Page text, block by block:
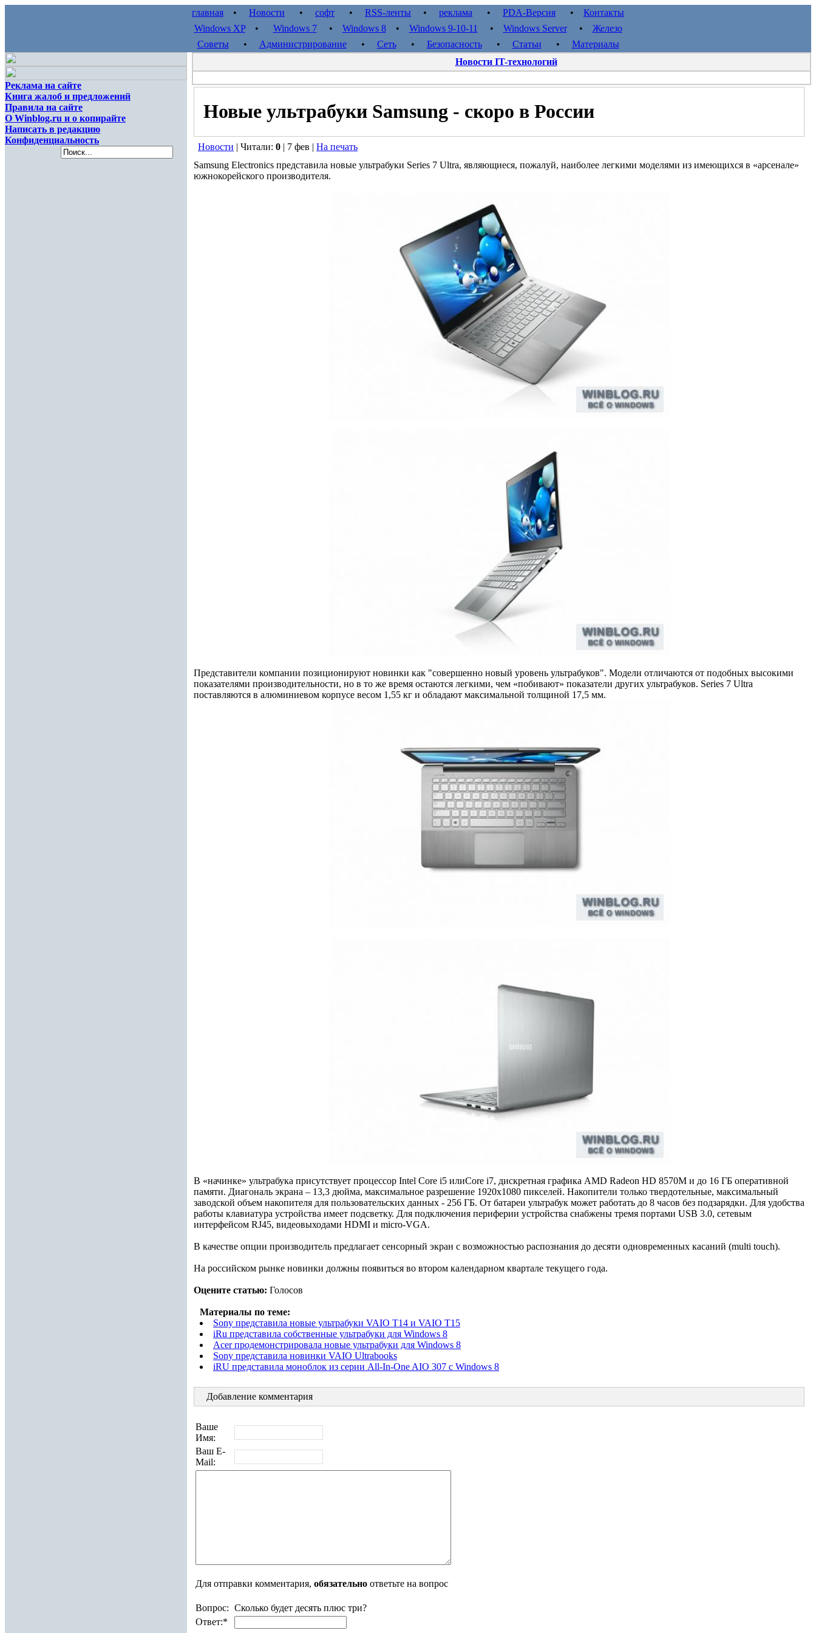
главная • Новости • софт • RSS-ленты • реклама • PDA-Версия • Контакты
Windows XP• Windows 7• Windows 8• Windows 9-10-11 • Windows Server• Железо
Советы • Администрирование• Сеть• Безопасность• Статьи • Материалы
Реклама на сайте
Книга жалоб и предложений
Правила на сайте
О Winblog.ru и о копирайте
Написать в редакцию
Конфиденциальность
Новости IT-технологий
Новые ультрабуки Samsung - скоро в России
Новости | Читали: 0 | 7 фев | На печать
Samsung Electronics представила новые ультрабуки Series 7 Ultra, являющиеся, пожалуй, наиболее легкими моделями из имеющихся в «арсенале»
южнокорейского производителя.
Представители компании позиционируют новинки как "совершенно новый уровень ультрабуков". Модели отличаются от подобных высокими
показателями производительности, но в то же время остаются легкими, чем «побивают» показатели других ультрабуков. Series 7 Ultra
поставляются в алюминиевом корпусе весом 1,55 кг и обладают максимальной толщиной 17,5 мм.
В «начинке» ультрабука присутствует процессор Intel Core i5 илиCore i7, дискретная графика AMD Radeon HD 8570M и до 16 ГБ оперативной
памяти. Диагональ экрана – 13,3 дюйма, максимальное разрешение 1920х1080 пикселей. Накопители только твердотельные, максимальный
заводской объем накопителя для пользовательских данных - 256 ГБ. От батареи ультрабук может работать до 8 часов без подзарядки. Для удобства
работы клавиатура устройства имеет подсветку. Для подключения периферии устройства снабжены тремя портами USB 3.0, сетевым
интерфейсом RJ45, видеовыходами HDMI и micro-VGA.
В качестве опции производитель предлагает сенсорный экран с возможностью распознания до десяти одновременных касаний (multi touch).
На российском рынке новинки должны появиться во втором календарном квартале текущего года.
Оцените статью: Голосов
Материалы по теме:
Sony представила новые ультрабуки VAIO T14 и VAIO T15
iRu представила собственные ультрабуки для Windows 8
Acer продемонстрировала новые ультрабуки для Windows 8
Sony представила новинки VAIO Ultrabooks
iRU представила моноблок из серии All-In-One AIO 307 с Windows 8
Добавление комментария
Ваше
Имя:
Ваш E-
Mail:
Для отправки комментария, обязательно ответьте на вопрос
Вопрос: Сколько будет десять плюс три?
Ответ:*